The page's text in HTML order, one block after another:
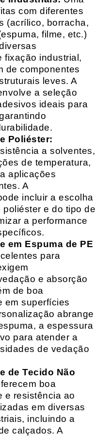
com diferentes
(acrílico, borracha,
filme, etc.)
fixação industrial,
de componentes
leves. A
a seleção
ideais para
Poliéster:
a solventes,
de temperatura,
aplicações
A
incluir a escolha
e do tipo de
a performance
em Espuma de PE
para
e absorção
de boa
em superfícies
abrange
a espessura
para atender a
de vedação
de Tecido Não
boa
e resistência ao
em diversas
incluindo a
calçados. A